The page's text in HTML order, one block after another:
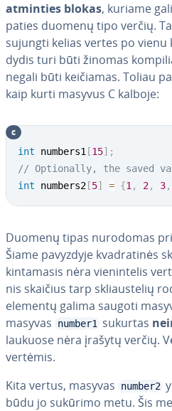
atminties blokas, kuriame
paties duomenų tipo verčių.
sujungti kelias vertes po
dydis turi būti žinomas
negali būti keičiamas. Toliau
kaip kurti masyvus C kalboje:
int numbers1 [15] ;
// Optionally, the saved
int numbers2 [5] = {1 , 2, 3,
c
Duomenų tipas nurodomas
Šiame pavyzdyje kvad­ra­ti­nės
kin­ta­ma­sis nėra vie­nin­te­lis
nis skaičius tarp skliaus­te­lių
elementų galima saugoti
masyvas
number1 sukurtas
laukuose nėra įrašytų verčių.
vertėmis.
Kita vertus, masyvas
number2
būdu jo sukūrimo metu. Šis